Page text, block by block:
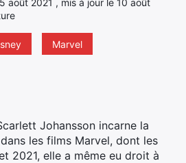
août 2021 , mis à jour le 10 août
Marvel
Johansson incarne la
dans les films Marvel, dont les
2021, elle a même eu droit à